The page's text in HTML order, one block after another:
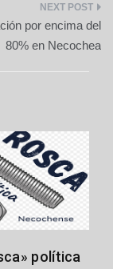
por encima del
80% en Necochea
política